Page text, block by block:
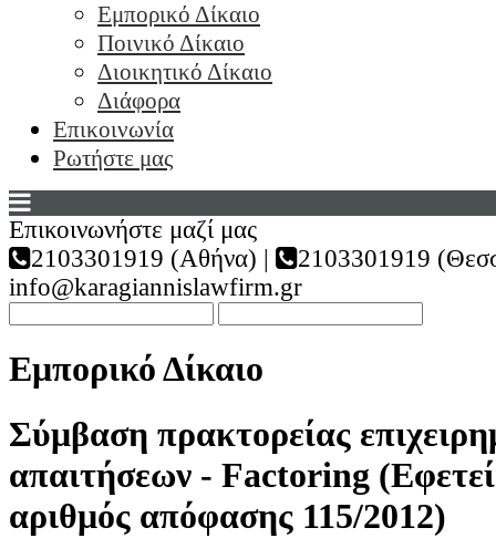
Εμπορικό Δίκαιο
Ποινικό Δίκαιο
Διοικητικό Δίκαιο
Διάφορα
Επικοινωνία
Ρωτήστε μας
Επικοινωνήστε μαζί μας
2103301919 (Αθήνα) |
2103301919
info@karagiannislawfirm.gr
Εμπορικό Δίκαιο
Σύμβαση πρακτορείας
απαιτήσεων - Factoring
αριθμός απόφασης 115/2012)